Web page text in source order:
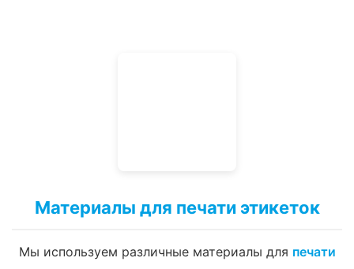
Материалы для печати этикеток
Мы используем различные материалы для печати